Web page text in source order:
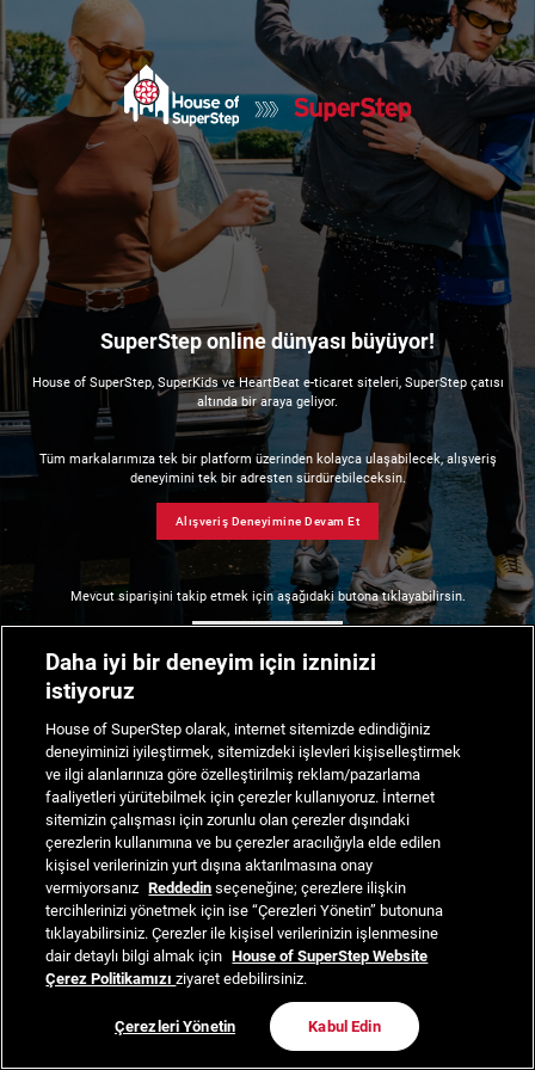
SuperStep online dünyası büyüyor!
House of SuperStep, SuperKids ve HeartBeat e-ticaret siteleri, SuperStep çatısı
altında bir araya geliyor.
Tüm markalarımıza tek bir platform üzerinden kolayca ulaşabilecek, alışveriş
deneyimini tek bir adresten sürdürebileceksin.
Alışveriş Deneyimine Devam Et
Mevcut siparişini takip etmek için aşağıdaki butona tıklayabilirsin.
Daha iyi bir deneyim için izninizi
istiyoruz
House of SuperStep olarak, internet sitemizde edindiğiniz
deneyiminizi iyileştirmek, sitemizdeki işlevleri kişiselleştirmek
ve ilgi alanlarınıza göre özelleştirilmiş reklam/pazarlama
faaliyetleri yürütebilmek için çerezler kullanıyoruz. İnternet
sitemizin çalışması için zorunlu olan çerezler dışındaki
çerezlerin kullanımına ve bu çerezler aracılığıyla elde edilen
kişisel verilerinizin yurt dışına aktarılmasına onay
vermiyorsanız Reddedin seçeneğine; çerezlere ilişkin
tercihlerinizi yönetmek için ise “Çerezleri Yönetin” butonuna
tıklayabilirsiniz. Çerezler ile kişisel verilerinizin işlenmesine
dair detaylı bilgi almak için House of SuperStep Website
Çerez Politikamızıziyaret edebilirsiniz.
Çerezleri Yönetin Kabul Edin